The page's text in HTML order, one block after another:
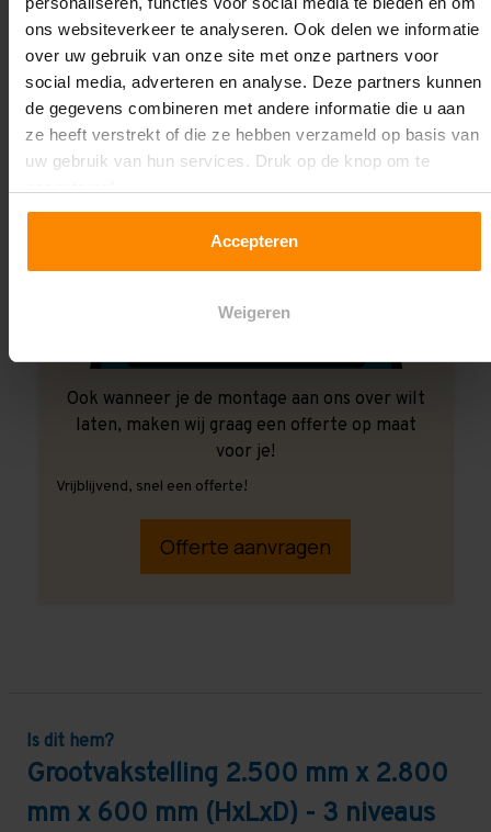
ons websiteverkeer te analyseren. Ook delen we informatie
over uw gebruik van onze site met onze partners voor
social media, adverteren en analyse. Deze partners kunnen
de gegevens combineren met andere informatie die u aan
ze heeft verstrekt of die ze hebben verzameld op basis van
uw gebruik van hun services. Druk op de knop om te
Accepteren
Weigeren
Ook wanneer je de montage aan ons over wilt
laten, maken wij graag een offerte op maat
voor je!
Vrijblijvend, snel een offerte!
Offerte aanvragen
Is dit hem?
Grootvakstelling 2.500 mm x 2.800
mm x 600 mm (HxLxD) - 3 niveaus